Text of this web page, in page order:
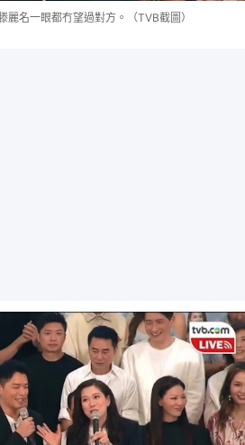
名一眼都冇望過對方。（TVB截圖）